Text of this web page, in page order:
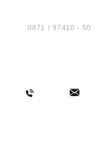
Tel.:0871 / 97410 - 50